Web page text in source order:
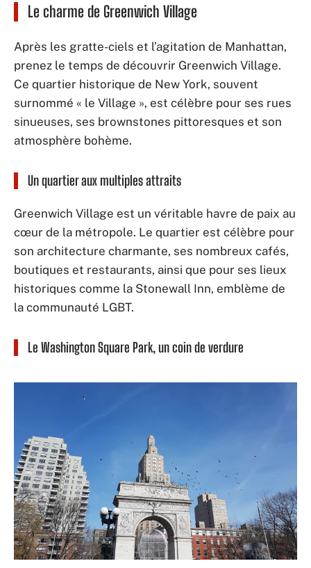
Le charme de Greenwich Village
Après les gratte-ciels et l’agitation de Manhattan,
prenez le temps de découvrir Greenwich Village.
Ce quartier historique de New York, souvent
surnommé « le Village », est célèbre pour ses rues
sinueuses, ses brownstones pittoresques et son
atmosphère bohème.
Un quartier aux multiples attraits
Greenwich Village est un véritable havre de paix au
cœur de la métropole. Le quartier est célèbre pour
son architecture charmante, ses nombreux cafés,
boutiques et restaurants, ainsi que pour ses lieux
historiques comme la Stonewall Inn, emblème de
la communauté LGBT.
Le Washington Square Park, un coin de verdure